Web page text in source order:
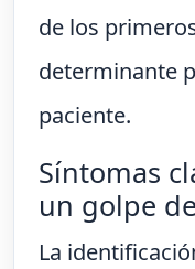
de los
determinante
paciente.
Síntomas
un golpe
La